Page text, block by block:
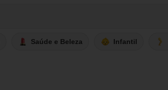
Saúde e Beleza Infantil